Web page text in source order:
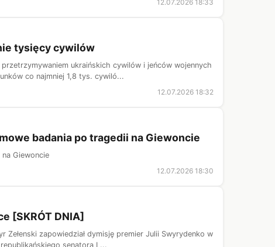
12.07.2026 18:33
tysięcy cywilów
ukraińskich cywilów i jeńców wojennych
co najmniej 1,8 tys. cywiló...
12.07.2026 18:32
badania po tragedii na Giewoncie
Giewoncie
12.07.2026 18:30
[SKRÓT DNIA]
Zełenski zapowiedział dymisję premier Julii Swyrydenko w
senatora L...